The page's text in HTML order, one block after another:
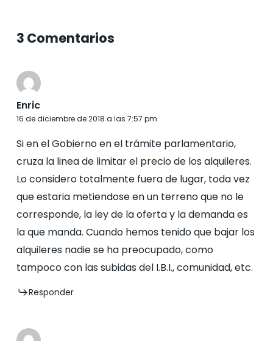
3 Comentarios
Enric
16 de diciembre de 2018 a las 7:57 pm
Si en el Gobierno en el trámite parlamentario,
cruza la linea de limitar el precio de los alquileres.
Lo considero totalmente fuera de lugar, toda vez
que estaria metiendose en un terreno que no le
corresponde, la ley de la oferta y la demanda es
la que manda. Cuando hemos tenido que bajar los
alquileres nadie se ha preocupado, como
tampoco con las subidas del I.B.I., comunidad, etc.
Responder